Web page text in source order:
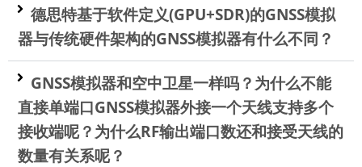
德思特基于软件定义(GPU+SDR)的GNSS模拟
器与传统硬件架构的GNSS模拟器有什么不同？
GNSS模拟器和空中卫星一样吗？为什么不能
直接单端口GNSS模拟器外接一个天线支持多个
接收端呢？为什么RF输出端口数还和接受天线的
数量有关系呢？